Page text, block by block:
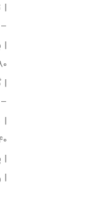
– ۸۵ |
– ۷۵۰ |
|
|